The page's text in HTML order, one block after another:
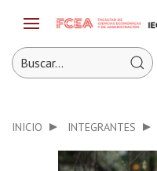
INICIO INTEGRANTES